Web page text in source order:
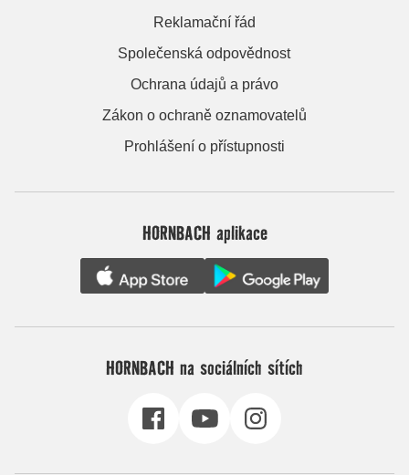
Reklamační řád
Společenská odpovědnost
Ochrana údajů a právo
Zákon o ochraně oznamovatelů
Prohlášení o přístupnosti
HORNBACH aplikace
HORNBACH na sociálních sítích